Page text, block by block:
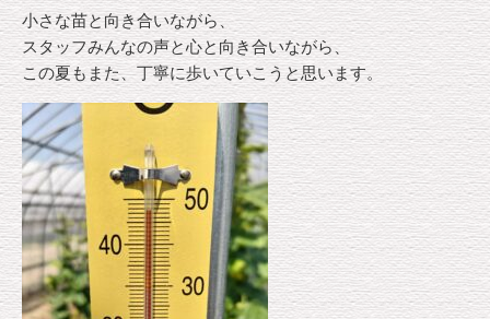
小さな苗と向き合いながら、
スタッフみんなの声と心と向き合いながら、
この夏もまた、丁寧に歩いていこうと思います。